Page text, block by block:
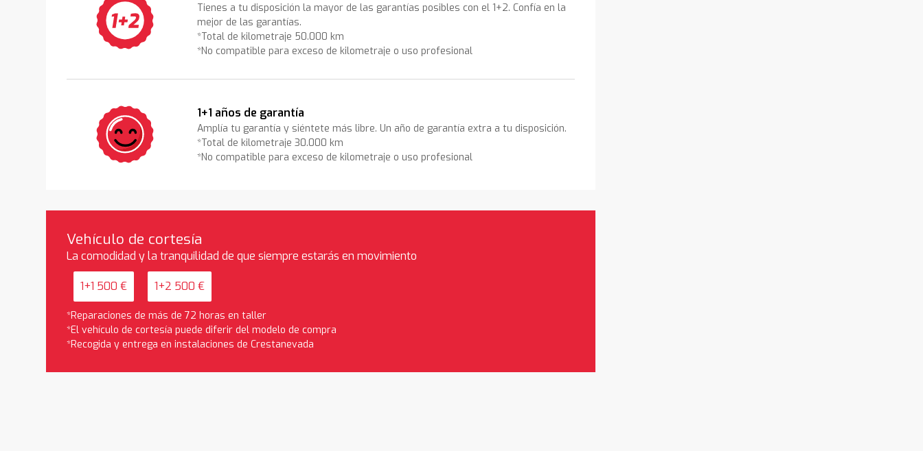
Tienes a tu disposición la mayor de las garantías posibles con el 1+2. Confía en la
mejor de las garantías.
*Total de kilometraje 50.000 km
*No compatible para exceso de kilometraje o uso profesional
1+1 años de garantía
Amplía tu garantía y siéntete más libre. Un año de garantía extra a tu disposición.
*Total de kilometraje 30.000 km
*No compatible para exceso de kilometraje o uso profesional
Vehículo de cortesía
La comodidad y la tranquilidad de que siempre estarás en movimiento
1+1 500 € 1+2 500 €
*Reparaciones de más de 72 horas en taller
*El vehículo de cortesía puede diferir del modelo de compra
*Recogida y entrega en instalaciones de Crestanevada